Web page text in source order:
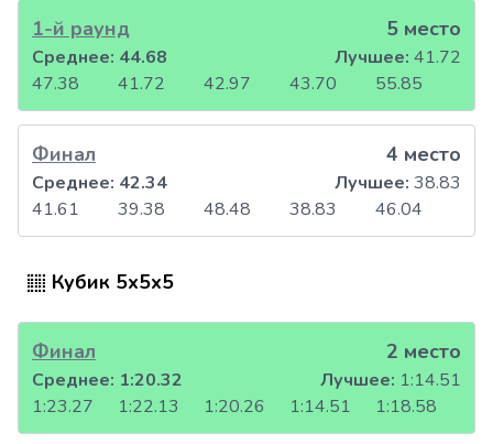
1-й раунд 5 место
47.38 41.72 42.97 43.70 55.85
Среднее: 44.68 Лучшее: 41.72
Финал 4 место
41.61 39.38 48.48 38.83 46.04
Среднее: 42.34 Лучшее: 38.83
Кубик 5x5x5
Финал 2 место
1:23.27 1:22.13 1:20.26 1:14.51 1:18.58
Среднее: 1:20.32 Лучшее: 1:14.51